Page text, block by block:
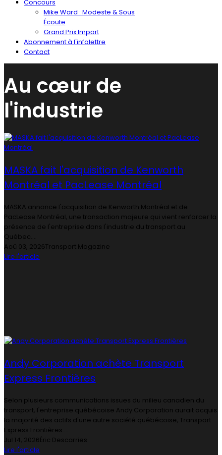
Concours
Mike Ward : Modeste & Sous
Écoute
Grand Prix Import
Abonnement à l'infolettre
Contact
Au cœur de
l'industrie
MASKA fait l'acquisition de Kenworth
Montréal et PacLease Montréal
MASKA annonce l'acquisition de Kenworth Montréal et de
PacLease Montréal, une transaction majeure qui vient renforcer la
présence de l'entreprise dans l'industrie du transport au
Québec....
Aoû 03, 2026Transport Magazine
Lire l'article
Andy Corporation achète Transport
Express Frontières
Selon plusieurs communications issues du milieu canadien du
transport, l'entreprise québécoise Andy Corporation aurait acquis
la majorité des actifs d'une autre société québécoise, Transport
Express Frontières....
Jul 14, 2026Éric Descarries
Lire l'article